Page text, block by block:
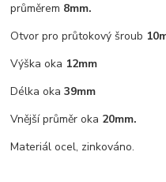
průměrem 8mm.
Otvor pro průtokový šroub
Výška oka 12mm
Délka oka39mm
Vnější průměr oka 20mm.
Materiál ocel, zinkováno.